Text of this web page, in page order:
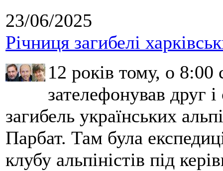
23/06/2025
Річниця загибелі
12 років тому, о 8:00
зателефонував друг
загибель українських
Парбат. Там була
клубу альпіністів під